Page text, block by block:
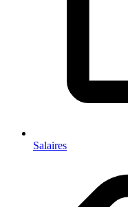
Salaires